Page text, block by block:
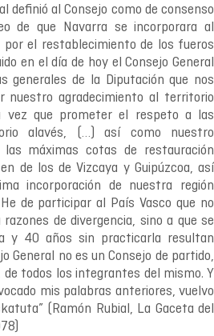
definió al Consejo como de consenso
de que Navarra se incorporara al
el restablecimiento de los fueros
en el día de hoy el Consejo General
generales de la Diputación que nos
nuestro agradecimiento al territorio
vez que prometer el respeto a las
alavés, (…) así como nuestro
máximas cotas de restauración
de los de Vizcaya y Guipúzcoa, así
incorporación de nuestra región
de participar al País Vasco que no
de divergencia, sino a que se
y 40 años sin practicarla resultan
General no es un Consejo de partido,
todos los integrantes del mismo. Y
mis palabras anteriores, vuelvo
(Ramón Rubial, La Gaceta del